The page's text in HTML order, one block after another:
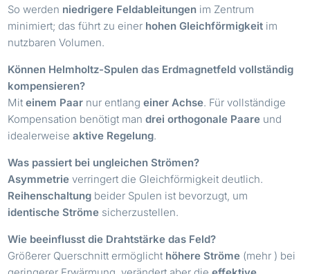
So werden niedrigere Feldableitungen im Zentrum
minimiert; das führt zu einer hohen Gleichförmigkeit im
nutzbaren Volumen.
Können Helmholtz-Spulen das Erdmagnetfeld vollständig
kompensieren?
Miteinem Paar nur entlangeiner Achse. Für vollständige
Kompensation benötigt mandrei orthogonale Paare und
idealerweiseaktive Regelung.
Was passiert bei ungleichen Strömen?
Asymmetrie verringert die Gleichförmigkeit deutlich.
Reihenschaltung beider Spulen ist bevorzugt, um
identische Ströme sicherzustellen.
Wie beeinflusst die Drahtstärke das Feld?
Größerer Querschnitt ermöglicht höhere Ströme (mehr B
) bei